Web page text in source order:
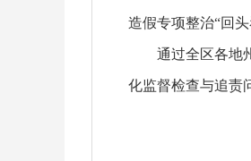
造假专项整治“回
通过全区各地州
化监督检查与追责